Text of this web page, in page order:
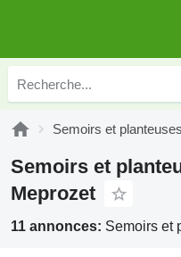
Semoirs et
Semoirs et
Meprozet
11 annonces: Semoirs et